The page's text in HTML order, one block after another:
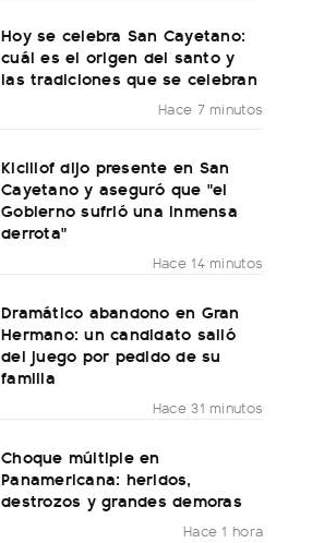
Hoy se celebra San Cayetano:
cuál es el origen del santo y
las tradiciones que se celebran
Hace 7 minutos
Kicillof dijo presente en San
Cayetano y aseguró que "el
Gobierno sufrió una inmensa
derrota"
Hace 14 minutos
Dramático abandono en Gran
Hermano: un candidato salió
del juego por pedido de su
familia
Hace 31 minutos
Choque múltiple en
Panamericana: heridos,
destrozos y grandes demoras
Hace 1 hora